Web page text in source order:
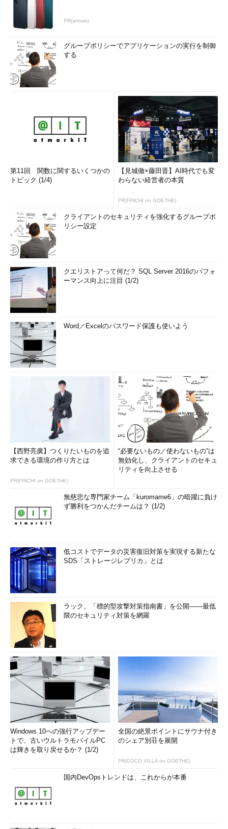
PR(arrows)
グループポリシーでアプリケーションの実行を制御
する
第11回 関数に関するいくつかの
トピック (1/4)
【見城徹×藤田晋】AI時代でも変
わらない経営者の本質
PR(FINCHI on GOETHE)
クライアントのセキュリティを強化するグループポ
リシー設定
クエリストアって何だ？ SQL Server 2016のパフォ
ーマンス向上に注目 (1/2)
Word／Excelのパスワード保護も使いよう
【西野亮廣】つくりたいものを追
求できる環境の作り方とは
PR(FINCHI on GOETHE)
“必要ないもの／使わないもの”は
無効化し、クライアントのセキュ
リティを向上させる
無慈悲な専門家チーム「kuromame6」の暗躍に負け
ず勝利をつかんだチームは？ (1/2)
低コストでデータの災害復旧対策を実現する新たな
SDS「ストレージレプリカ」とは
ラック、「標的型攻撃対策指南書」を公開――最低
限のセキュリティ対策を網羅
Windows 10への強行アップデー
トで、古いウルトラモバイルPC
は輝きを取り戻せるか？ (1/2)
全国の絶景ポイントにサウナ付き
のシェア別荘を展開
PR(COCO VILLA on GOETHE)
国内DevOpsトレンドは、これからが本番